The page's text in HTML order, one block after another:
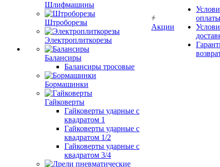
Шлифмашины
Штроборезы
Электроплиткорезы
Балансиры
Балансиры тросовые
Бормашинки
Гайковерты
Гайковерты ударные с
квадратом 1
Гайковерты ударные с
квадратом 1/2
Гайковерты ударные с
квадратом 3/4
Акции
оплаты